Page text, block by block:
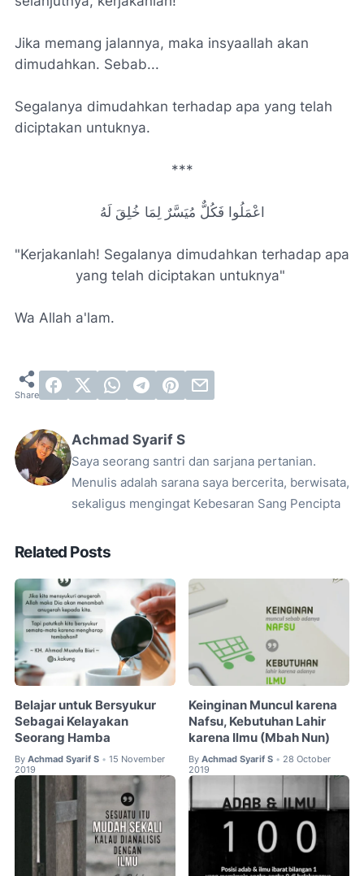
Jika memang jalannya, maka insyaallah akan
dimudahkan. Sebab...
Segalanya dimudahkan terhadap apa yang telah
diciptakan untuknya.
***
اعْمَلُوا فَكُلٌّ مُيَسَّرٌ لِمَا خُلِقَ لَهُ
"Kerjakanlah! Segalanya dimudahkan terhadap apa
yang telah diciptakan untuknya"
Wa Allah a'lam.
Achmad Syarif S
Saya seorang santri dan sarjana pertanian.
Menulis adalah sarana saya bercerita, berwisata,
sekaligus mengingat Kebesaran Sang Pencipta
Related Posts
Belajar untuk Bersyukur
Sebagai Kelayakan
Seorang Hamba
By Achmad Syarif S • 15 November
2019
Keinginan Muncul karena
Nafsu, Kebutuhan Lahir
karena Ilmu (Mbah Nun)
By Achmad Syarif S • 28 October
2019